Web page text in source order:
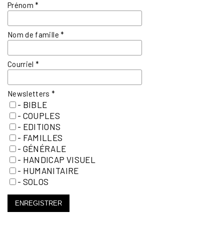
Prénom*
Nom de famille*
Courriel*
Newsletters*
- BIBLE
- COUPLES
- EDITIONS
- FAMILLES
- GÉNÉRALE
- HANDICAP VISUEL
- HUMANITAIRE
- SOLOS
ENREGISTRER